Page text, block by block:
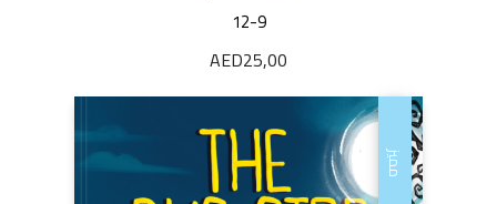
12-9
AED25,00
مميز